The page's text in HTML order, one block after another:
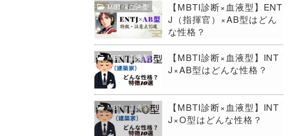
MBTI×血液型
【MBTI診断×血液型】ENT
J（指揮官）×AB型はどん
な性格？
MBTI×血液型
【MBTI診断×血液型】INT
J×AB型はどんな性格？
MBTI×血液型
【MBTI診断×血液型】INT
J×O型はどんな性格？